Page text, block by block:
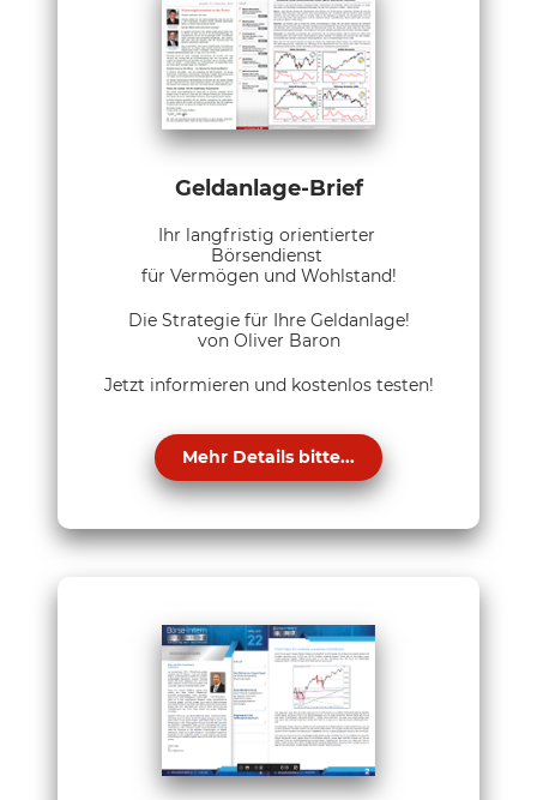
Geldanlage-Brief
Ihr langfristig orientierter
Börsendienst
für Vermögen und Wohlstand!
Die Strategie für Ihre Geldanlage!
von Oliver Baron
Jetzt informieren und kostenlos testen!
Mehr Details bitte...